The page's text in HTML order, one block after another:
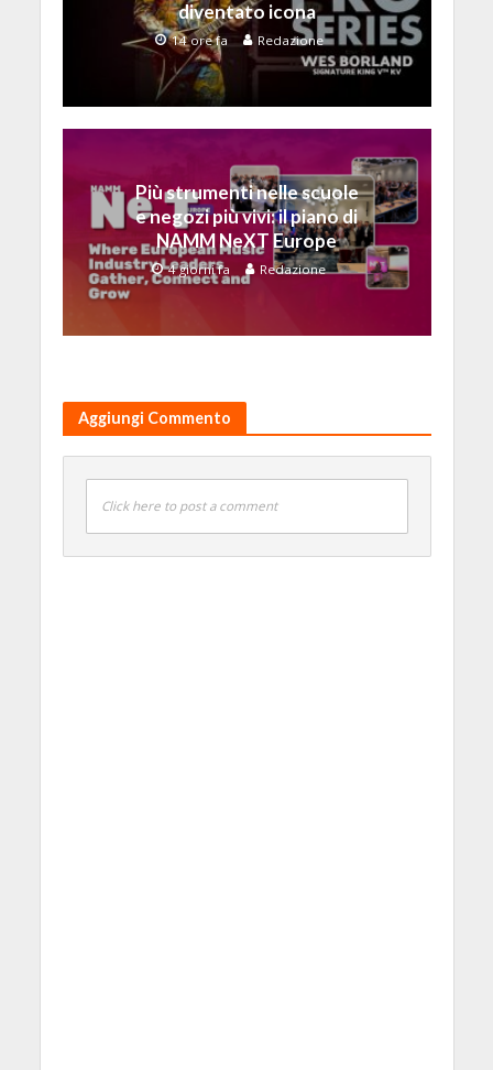
diventato icona
14 ore fa Redazione
Più strumenti nelle scuole
e negozi più vivi: il piano di
NAMM NeXT Europe
4 giorni fa Redazione
Aggiungi Commento
Click here to post a comment